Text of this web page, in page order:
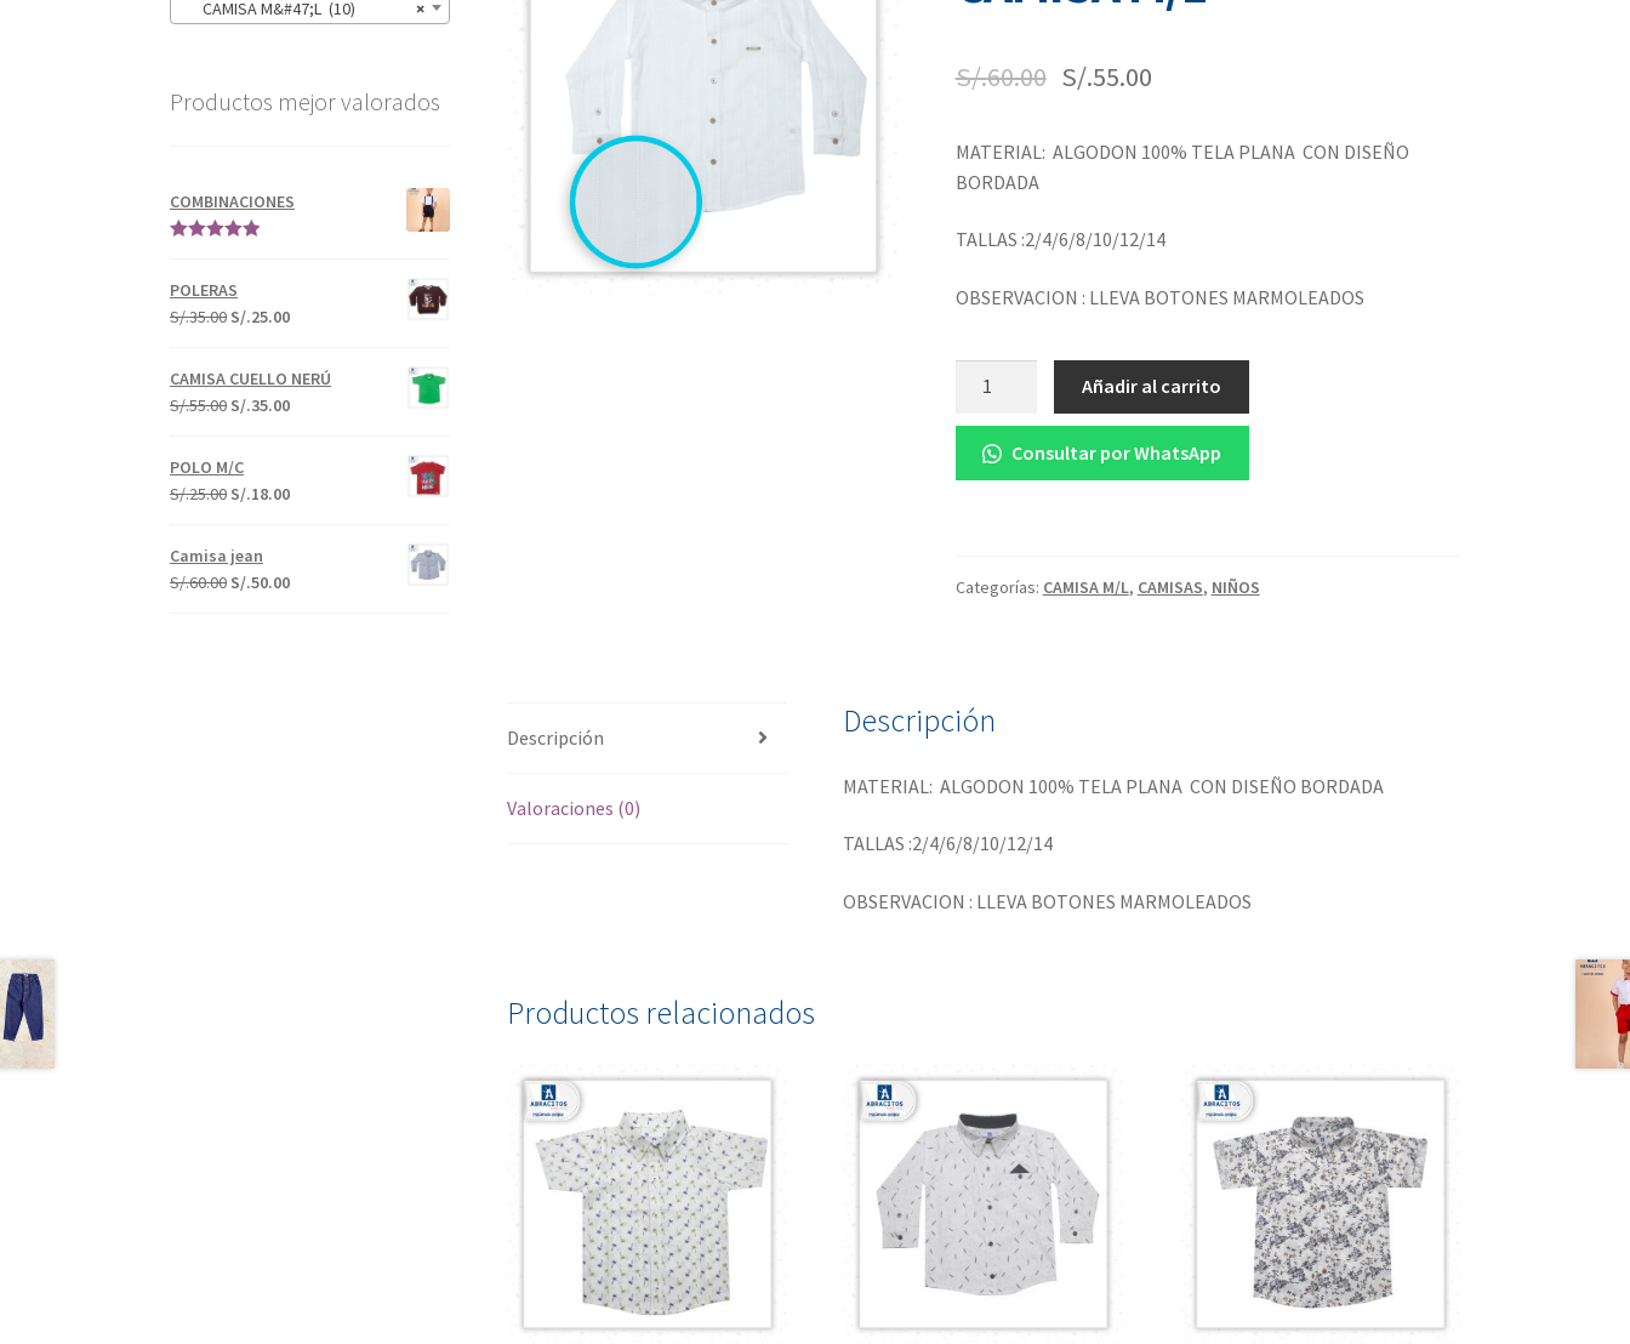
S/.60.00 S/.55.00
MATERIAL: ALGODON 100% TELA PLANA CON DISEÑO
BORDADA
TALLAS :2/4/6/8/10/12/14
OBSERVACION : LLEVA BOTONES MARMOLEADOS
Añadir al carrito
Consultar por WhatsApp
Categorías: CAMISA M/L, CAMISAS, NIÑOS
Descripción
Valoraciones (0)
Descripción
MATERIAL: ALGODON 100% TELA PLANA CON DISEÑO BORDADA
TALLAS :2/4/6/8/10/12/14
OBSERVACION : LLEVA BOTONES MARMOLEADOS
Productos relacionados
×
CAMISA M&#47;L (10)
Productos mejor valorados
COMBINACIONES
POLERAS
S/.35.00 S/.25.00
CAMISA CUELLO NERÚ
S/.55.00 S/.35.00
POLO M/C
S/.25.00 S/.18.00
Camisa jean
S/.60.00 S/.50.00